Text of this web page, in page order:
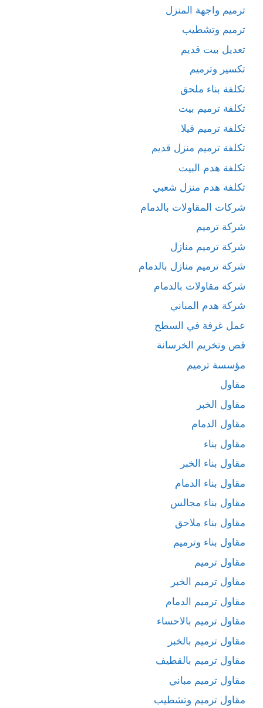
ترميم واجهة المنزل
ترميم وتشطيب
تعديل بيت قديم
تكسير وترميم
تكلفة بناء ملحق
تكلفة ترميم بيت
تكلفة ترميم فيلا
تكلفة ترميم منزل قديم
تكلفة هدم البيت
تكلفة هدم منزل شعبي
شركات المقاولات بالدمام
شركة ترميم
شركة ترميم منازل
شركة ترميم منازل بالدمام
شركة مقاولات بالدمام
شركة هدم المباني
عمل غرفة في السطح
قص وتخريم الخرسانة
مؤسسة ترميم
مقاول
مقاول الخبر
مقاول الدمام
مقاول بناء
مقاول بناء الخبر
مقاول بناء الدمام
مقاول بناء مجالس
مقاول بناء ملاحق
مقاول بناء وترميم
مقاول ترميم
مقاول ترميم الخبر
مقاول ترميم الدمام
مقاول ترميم بالاحساء
مقاول ترميم بالخبر
مقاول ترميم بالقطيف
مقاول ترميم مباني
مقاول ترميم وتشطيب